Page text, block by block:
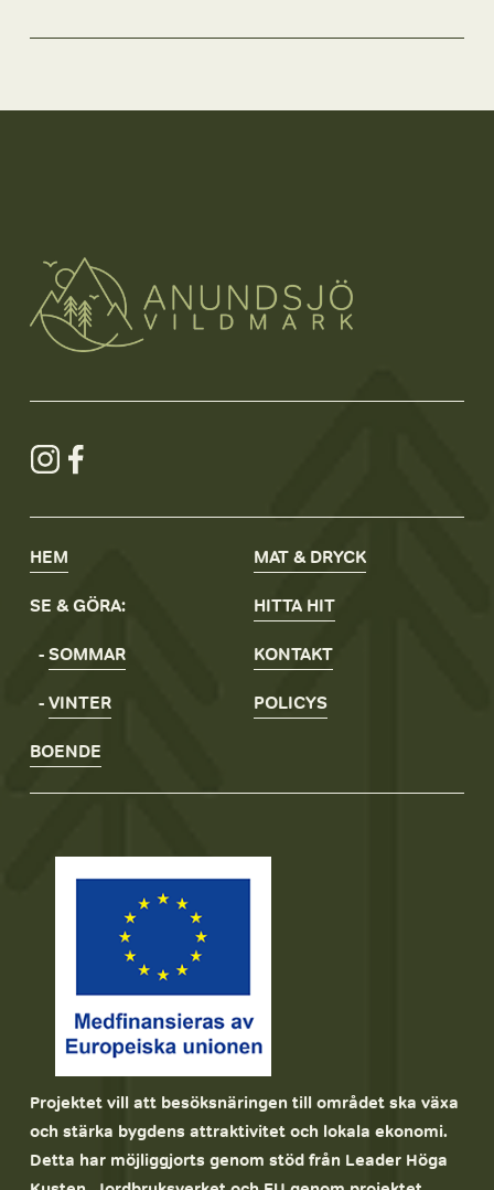
HEM
SE & GÖRA:
- SOMMAR
- VINTER
BOENDE
MAT & DRYCK
HITTA HIT
KONTAKT
POLICYS
Projektet vill att besöksnäringen till området ska växa
och stärka bygdens attraktivitet och lokala ekonomi.
Detta har möjliggjorts genom stöd från Leader Höga